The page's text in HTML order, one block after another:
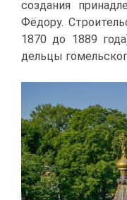
со­зда­ния
Фё­до­ру.
1870 до 1889
дель­цы